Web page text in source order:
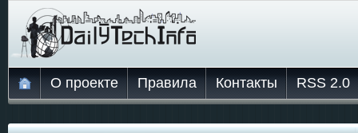
О проекте Правила Контакты RSS 2.0